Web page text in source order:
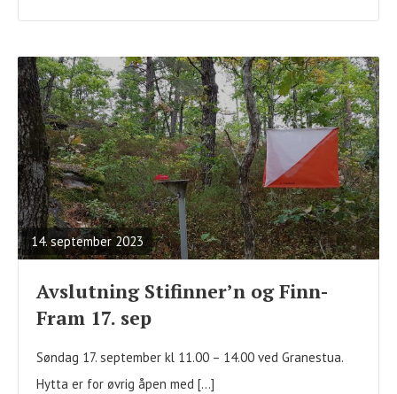
14. september 2023
READ
FULL
POST
Avslutning Stifinner’n og Finn-
Fram 17. sep
Søndag 17. september kl 11.00 – 14.00 ved Granestua.
Hytta er for øvrig åpen med […]